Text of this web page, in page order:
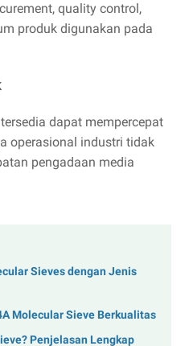
quality control,
produk digunakan pada
dapat mempercepat
operasional industri tidak
pengadaan media
Sieves dengan Jenis
Molecular Sieve Berkualitas
Penjelasan Lengkap